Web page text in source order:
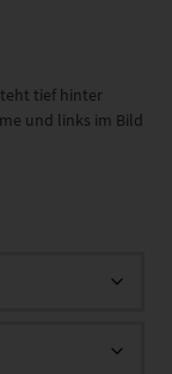
tief hinter
und links im Bild